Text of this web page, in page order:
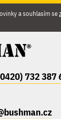
a souhlasím se
732 387